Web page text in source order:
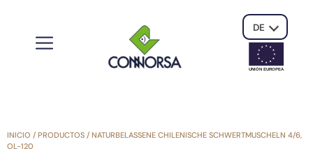
DE
UNIÓN EUROPEA
INICIO / PRODUCTOS / NATURBELASSENE CHILENISCHE SCHWERTMUSCHELN 4/6,
OL-120